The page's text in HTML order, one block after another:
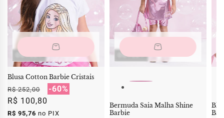
OUTLET
Blusa Cotton Barbie Cristais
Preço
normal
R$ 252,00
Preço
-60%
R$ 100,80
R$ 95,76 no PIX
OUTLET
Bermuda Saia Malha Shine
Barbie